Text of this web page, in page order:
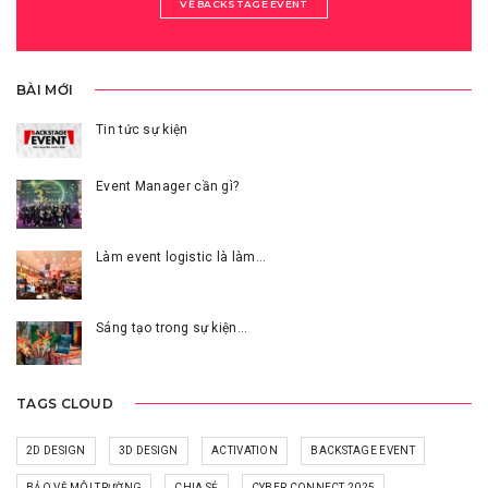
VỀ BACKSTAGE EVENT
BÀI MỚI
Tin tức sự kiện
Event Manager cần gì?
Làm event logistic là làm…
Sáng tạo trong sự kiện…
TAGS CLOUD
2D DESIGN 3D DESIGN ACTIVATION BACKSTAGE EVENT